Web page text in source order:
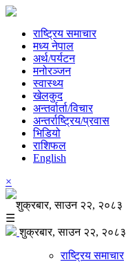
राष्ट्रिय समाचार
मध्य नेपाल
अर्थ/पर्यटन
मनोरञ्जन
स्वास्थ्य
खेलकुद
अन्तर्वार्ता/विचार
अन्तर्राष्ट्रिय/प्रवास
भिडियो
राशिफल
English
×
शुक्रबार, साउन २२, २०८३
☰
शुक्रबार, साउन २२, २०८३
राष्ट्रिय समाचार